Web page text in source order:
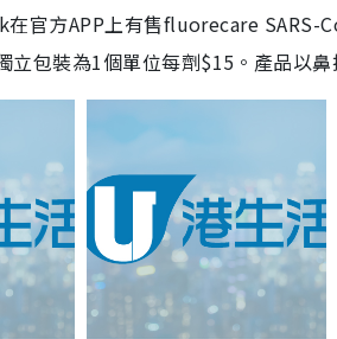
在官方APP上有售fluorecare SARS-
立包裝為1個單位每劑$15。產品以